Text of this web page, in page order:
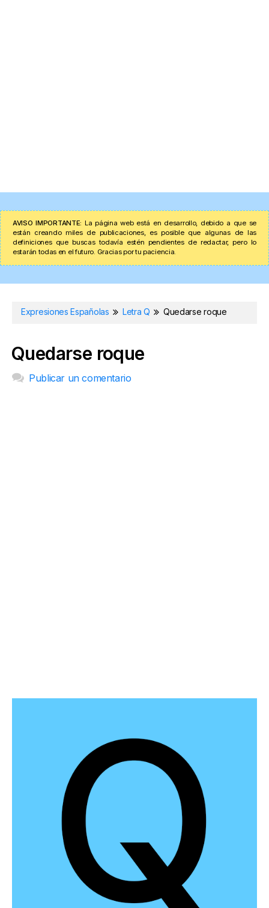
AVISO IMPORTANTE: La página web está en desarrollo, debido a que se
están creando miles de publicaciones, es posible que algunas de las
definiciones que buscas todavía estén pendientes de redactar, pero lo
estarán todas en el futuro. Gracias por tu paciencia.
Expresiones Españolas Letra Q Quedarse roque
Quedarse roque
Publicar un comentario